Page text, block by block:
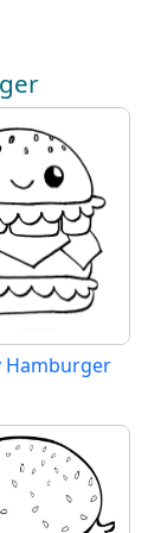
Hamburger